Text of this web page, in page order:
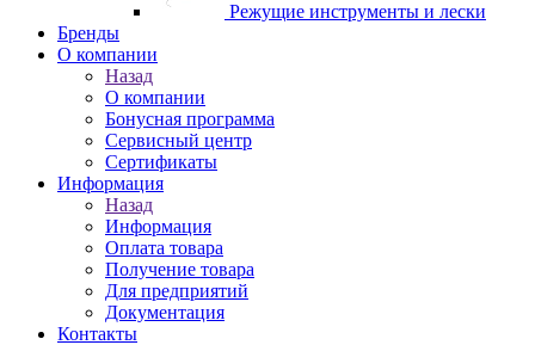
Режущие инструменты и лески
Бренды
О компании
Назад
О компании
Бонусная программа
Сервисный центр
Сертификаты
Информация
Назад
Информация
Оплата товара
Получение товара
Для предприятий
Документация
Контакты